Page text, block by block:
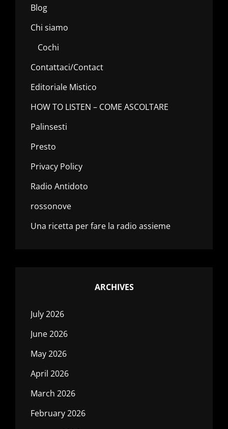
Blog
Chi siamo
Cochi
Contattaci/Contact
Editoriale Mistico
HOW TO LISTEN – COME ASCOLTARE
Palinsesti
Presto
Privacy Policy
Radio Antidoto
rossonove
Una ricetta per fare la radio assieme
ARCHIVES
July 2026
June 2026
May 2026
April 2026
March 2026
February 2026